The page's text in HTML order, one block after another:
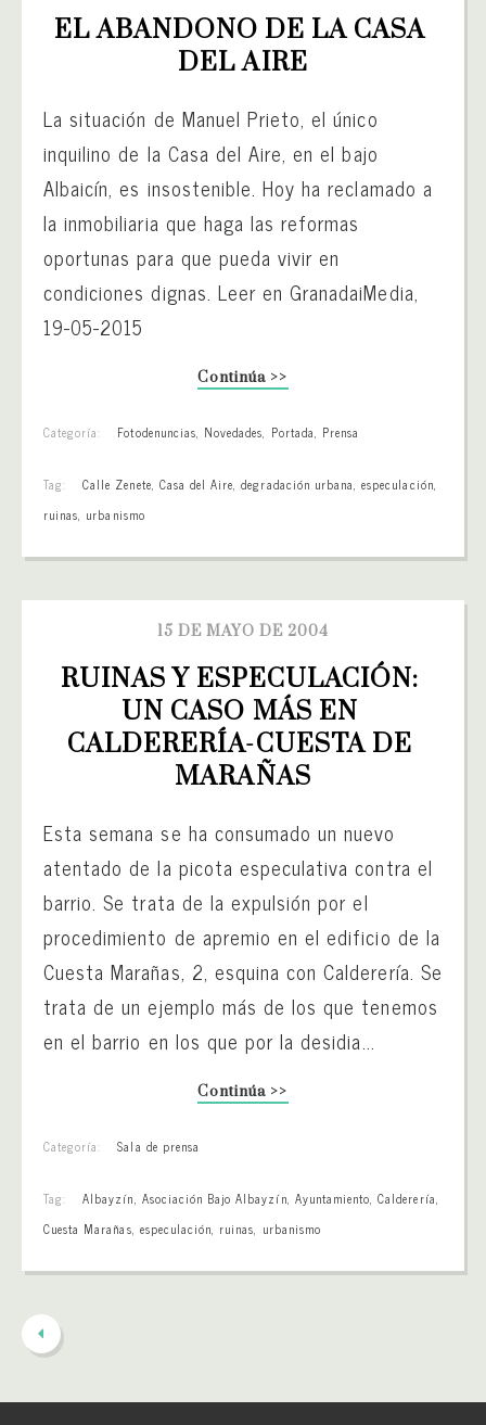
EL ABANDONO DE LA CASA
DEL AIRE
La situación de Manuel Prieto, el único
inquilino de la Casa del Aire, en el bajo
Albaicín, es insostenible. Hoy ha reclamado a
la inmobiliaria que haga las reformas
oportunas para que pueda vivir en
condiciones dignas. Leer en GranadaiMedia,
19-05-2015
Continúa >>
Categoría: Fotodenuncias, Novedades, Portada, Prensa
Tag: Calle Zenete, Casa del Aire,degradación urbana,especulación,
ruinas, urbanismo
15 DE MAYO DE 2004
RUINAS Y ESPECULACIÓN:
UN CASO MÁS EN
CALDERERÍA-CUESTA DE
MARAÑAS
Esta semana se ha consumado un nuevo
atentado de la picota especulativa contra el
barrio. Se trata de la expulsión por el
procedimiento de apremio en el edificio de la
Cuesta Marañas, 2, esquina con Calderería. Se
trata de un ejemplo más de los que tenemos
en el barrio en los que por la desidia...
Continúa >>
Categoría: Sala de prensa
Tag: Albayzín, Asociación Bajo Albayzín, Ayuntamiento,Calderería,
Cuesta Marañas, especulación, ruinas, urbanismo